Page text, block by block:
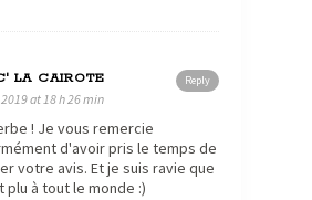
Reply
LA CAIROTE
at 18 h 26 min
! Je vous remercie
d'avoir pris le temps de
votre avis. Et je suis ravie que
plu à tout le monde :)